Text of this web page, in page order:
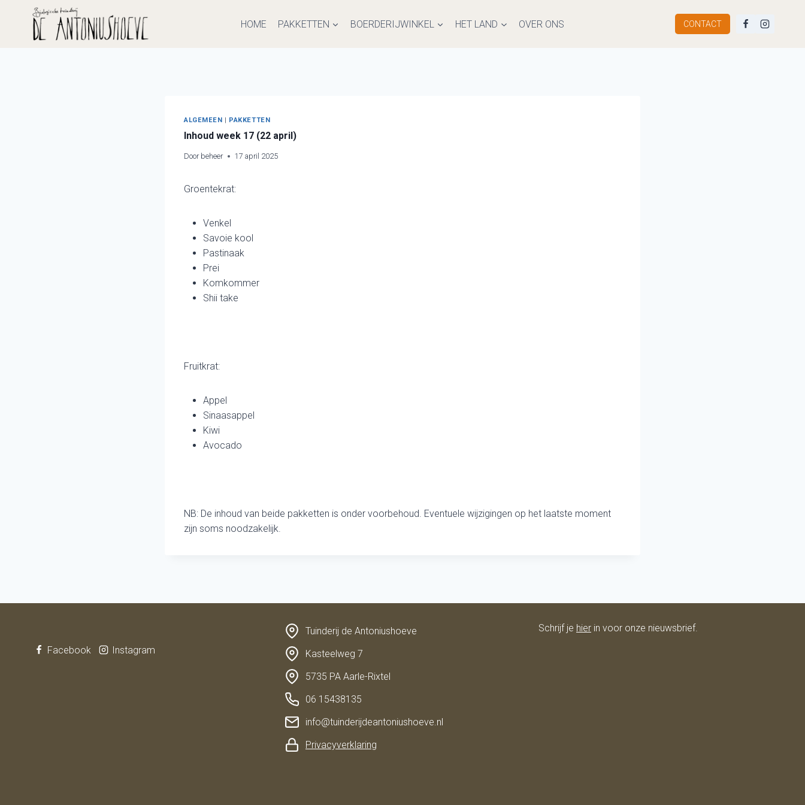
Doorgaan
HOME PAKKETTEN BOERDERIJWINKEL HET LAND OVER ONS CONTACT
ALGEMEEN | PAKKETTEN
Inhoud week 17 (22 april)
Door beheer 17 april 2025
Groentekrat:
Venkel
Savoie kool
Pastinaak
Prei
Komkommer
Shii take
Fruitkrat:
Appel
Sinaasappel
Kiwi
Avocado
NB: De inhoud van beide pakketten is onder voorbehoud. Eventuele wijzigingen op het laatste moment
zijn soms noodzakelijk.
Facebook Instagram
Tuinderij de Antoniushoeve
Kasteelweg 7
5735 PA Aarle-Rixtel
06 15438135
info@tuinderijdeantoniushoeve.nl
Privacyverklaring
Schrijf je hier in voor onze nieuwsbrief.